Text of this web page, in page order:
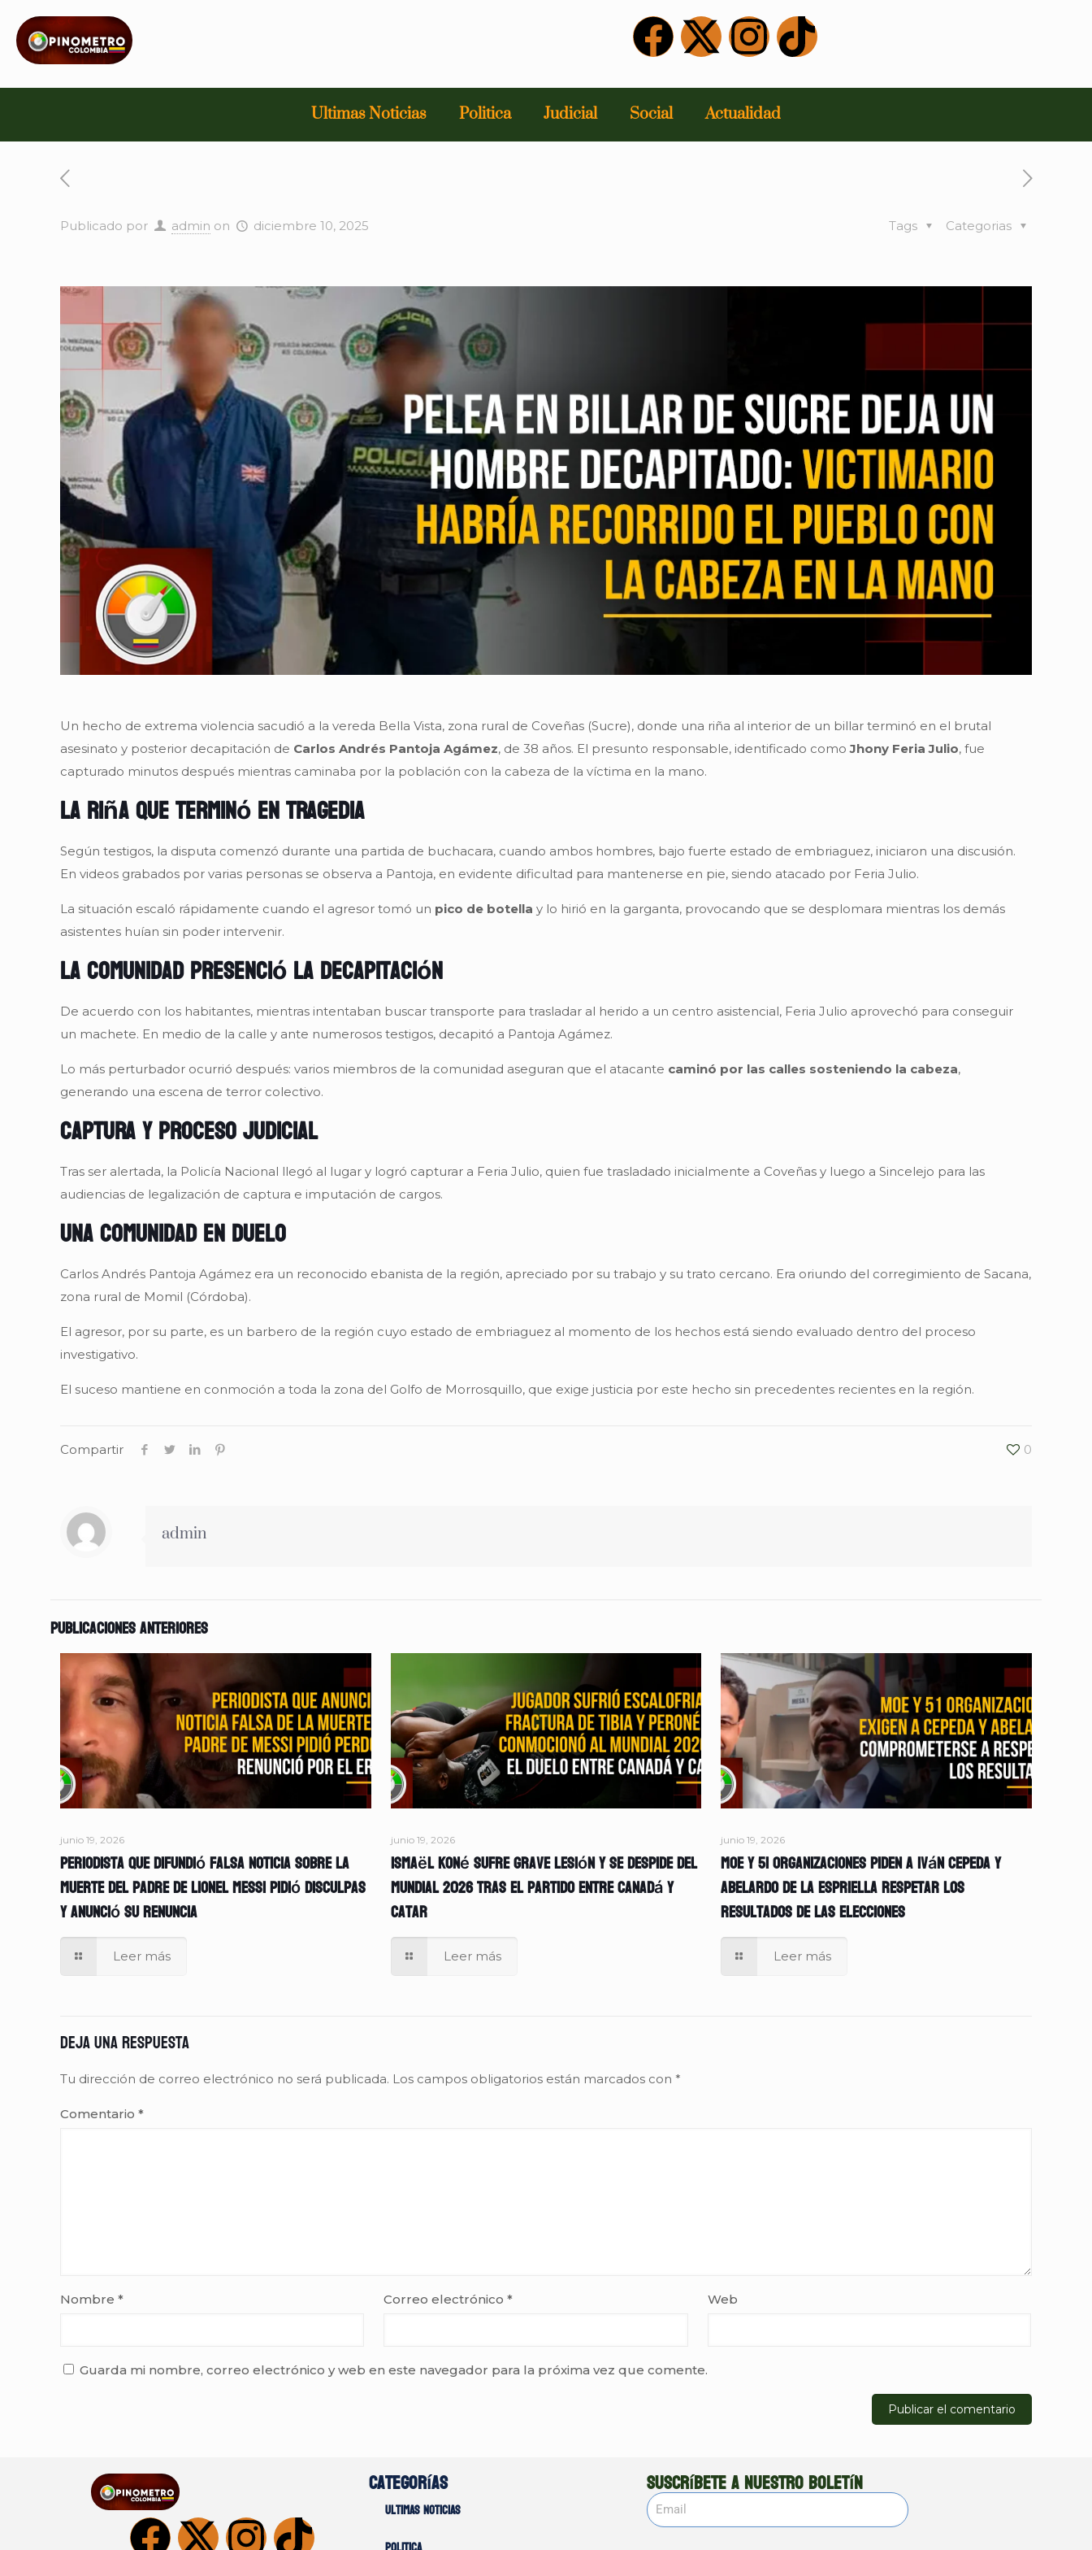
Ultimas Noticias Politica Judicial Social Actualidad
Publicado por admin on diciembre 10, 2025 Categorias
Tags
Un hecho de extrema violencia sacudió a la vereda Bella Vista, zona rural de Coveñas (Sucre), donde una riña al interior de un billar terminó en el brutal
asesinato y posterior decapitación de Carlos Andrés Pantoja Agámez, de 38 años. El presunto responsable, identificado comoJhony Feria Julio, fue
capturado minutos después mientras caminaba por la población con la cabeza de la víctima en la mano.
La riña que terminó en tragedia
Según testigos, la disputa comenzó durante una partida de buchacara, cuando ambos hombres, bajo fuerte estado de embriaguez, iniciaron una discusión.
En videos grabados por varias personas se observa a Pantoja, en evidente dificultad para mantenerse en pie, siendo atacado por Feria Julio.
La situación escaló rápidamente cuando el agresor tomó un pico de botella y lo hirió en la garganta, provocando que se desplomara mientras los demás
asistentes huían sin poder intervenir.
La comunidad presenció la decapitación
De acuerdo con los habitantes, mientras intentaban buscar transporte para trasladar al herido a un centro asistencial, Feria Julio aprovechó para conseguir
un machete. En medio de la calle y ante numerosos testigos, decapitó a Pantoja Agámez.
Lo más perturbador ocurrió después: varios miembros de la comunidad aseguran que el atacante caminó por las calles sosteniendo la cabeza,
generando una escena de terror colectivo.
Captura y proceso judicial
Tras ser alertada, la Policía Nacional llegó al lugar y logró capturar a Feria Julio, quien fue trasladado inicialmente a Coveñas y luego a Sincelejo para las
audiencias de legalización de captura e imputación de cargos.
Una comunidad en duelo
Carlos Andrés Pantoja Agámez era un reconocido ebanista de la región, apreciado por su trabajo y su trato cercano. Era oriundo del corregimiento de Sacana,
zona rural de Momil (Córdoba).
El agresor, por su parte, es un barbero de la región cuyo estado de embriaguez al momento de los hechos está siendo evaluado dentro del proceso
investigativo.
El suceso mantiene en conmoción a toda la zona del Golfo de Morrosquillo, que exige justicia por este hecho sin precedentes recientes en la región.
Compartir 0
admin
Publicaciones anteriores
junio 19, 2026
Periodista que difundió falsa noticia sobre la
muerte del padre de Lionel Messi pidió disculpas
y anunció su renuncia
Leer más
junio 19, 2026
Ismaël Koné sufre grave lesión y se despide del
Mundial 2026 tras el partido entre Canadá y
Catar
Leer más
junio 19, 2026
MOE y 51 organizaciones piden a Iván Cepeda y
Abelardo de la Espriella respetar los
resultados de las elecciones
Leer más
Deja una respuesta
Tu dirección de correo electrónico no será publicada. Los campos obligatorios están marcados con *
Comentario *
Nombre * Correo electrónico* Web
Guarda mi nombre, correo electrónico y web en este navegador para la próxima vez que comente.
Categorías
Ultimas noticias
Suscríbete a nuestro boletín